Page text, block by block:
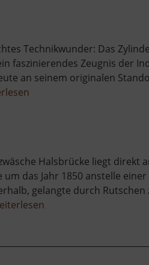
Technikwunder: Das
faszinierendes Zeugnis der
an seinem originalen
Halsbrücke liegt direkt
das Jahr 1850 anstelle
gelangte durch Rutschen
Halsbrücke